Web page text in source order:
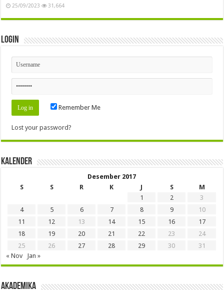
25/09/2023 31,664
Login
Remember Me
Lost your password?
Kalender
Desember 2017
S
S R K J S
M
1
2
3
4
5 6 7 8 9
10
11
12 13 14 15 16
17
18
19 20 21 22 23
24
25
26 27 28 29 30
31
« Nov
Jan »
Akademika